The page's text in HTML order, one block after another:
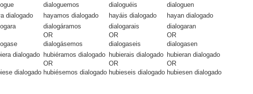
dialoguemos dialoguéis
dialoguen
dialogado hayamos dialogado hayáis dialogado hayan dialogado
dialogáramos
OR
dialogásemos
dialogarais
OR
dialogaseis
dialogaran
OR
dialogasen
dialogado
dialogado
hubiéramos dialogado
OR
hubiésemos dialogado
hubierais dialogado
OR
hubieseis dialogado
hubieran dialogado
OR
hubiesen dialogado